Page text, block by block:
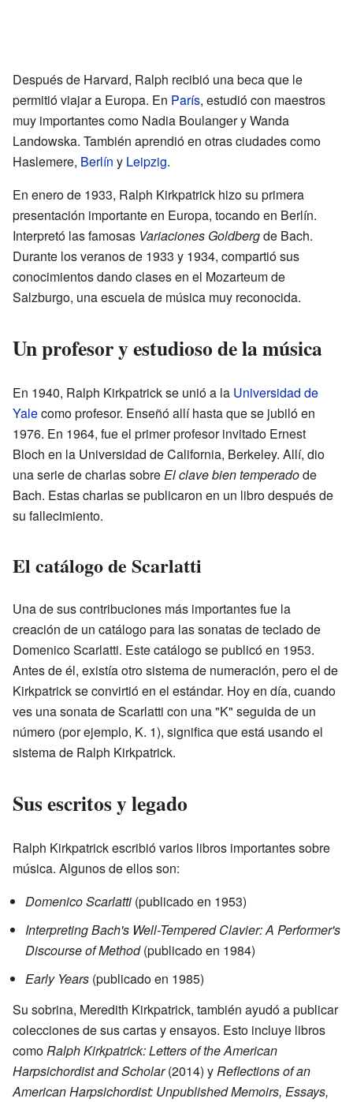
Después de Harvard, Ralph recibió una beca que le
permitió viajar a Europa. En París, estudió con maestros
muy importantes como Nadia Boulanger y Wanda
Landowska. También aprendió en otras ciudades como
Haslemere, Berlín y Leipzig.
En enero de 1933, Ralph Kirkpatrick hizo su primera
presentación importante en Europa, tocando en Berlín.
Interpretó las famosas Variaciones Goldbergde Bach.
Durante los veranos de 1933 y 1934, compartió sus
conocimientos dando clases en el Mozarteum de
Salzburgo, una escuela de música muy reconocida.
Un profesor y estudioso de la música
En 1940, Ralph Kirkpatrick se unió a la Universidad de
Yalecomo profesor. Enseñó allí hasta que se jubiló en
1976. En 1964, fue el primer profesor invitado Ernest
Bloch en la Universidad de California, Berkeley. Allí, dio
una serie de charlas sobreEl clave bien temperadode
Bach. Estas charlas se publicaron en un libro después de
su fallecimiento.
El catálogo de Scarlatti
Una de sus contribuciones más importantes fue la
creación de un catálogo para las sonatas de teclado de
Domenico Scarlatti. Este catálogo se publicó en 1953.
Antes de él, existía otro sistema de numeración, pero el de
Kirkpatrick se convirtió en el estándar. Hoy en día, cuando
ves una sonata de Scarlatti con una "K" seguida de un
número (por ejemplo, K. 1), significa que está usando el
sistema de Ralph Kirkpatrick.
Sus escritos y legado
Ralph Kirkpatrick escribió varios libros importantes sobre
música. Algunos de ellos son:
Domenico Scarlatti (publicado en 1953)
Interpreting Bach's Well-Tempered Clavier: A Performer's
Discourse of Method(publicado en 1984)
Early Years (publicado en 1985)
Su sobrina, Meredith Kirkpatrick, también ayudó a publicar
colecciones de sus cartas y ensayos. Esto incluye libros
comoRalph Kirkpatrick: Letters of the American
Harpsichordist and Scholar(2014) yReflections of an
American Harpsichordist: Unpublished Memoirs, Essays,